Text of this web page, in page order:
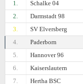
1.
Schalke 04
2.
Darmstadt 98
3.
SV Elversberg
4.
Paderborn
5.
Hannover 96
6.
Kaiserslautern
7.
Hertha BSC